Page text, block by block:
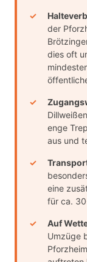
der
dies oft
enge
aus und
eine
für ca.
Auf
Umzüge